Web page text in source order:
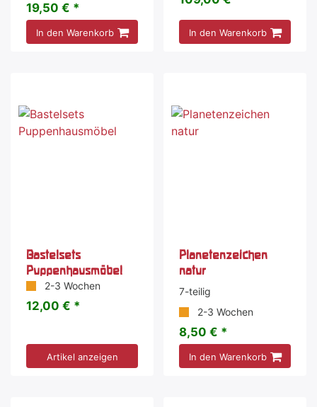
19,50 € *
In den Warenkorb In den Warenkorb
Bastelsets
Puppenhausmöbel
2-3 Wochen
12,00 € *
Artikel anzeigen
Planetenzeichen
natur
7-teilig
2-3 Wochen
8,50 € *
In den Warenkorb